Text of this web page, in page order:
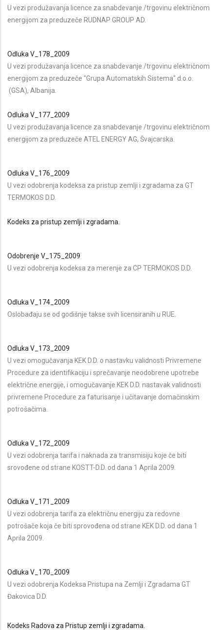
U vezi produžavanja licence za snabdevanje /trgovinu električnom
energijom za preduzeče RUDNAP GROUP AD.
Odluka V_178_2009
U vezi produžavanja licence za snabdevanje /trgovinu električnom
energijom za preduzeče "Grupa Automatskih Sistema" d.o.o.
(GSA), Albanija.
Odluka V_177_2009
U vezi produžavanja licence za snabdevanje /trgovinu električnom
energijom za preduzeče ATEL ENERGY AG, Švajcarska.
Odluka V_176_2009
U vezi odobrenja kodeksa za pristup zemlji i zgradama za GT
TERMOKOS D.D.
Kodeks za pristup zemlji i zgradama.
Odobrenje V_175_2009
U vezi odobrenja kodeksa za merenje za CP TERMOKOS D.D.
Odluka V_174_2009
Oslobađaju se od godišnje takse svih licensiranih u RUE.
Odluka V_173_2009
U vezi omogučavanja KEK D.D. o nastavku validnosti Privremene
Procedure za identifikaciju i sprečavanje neodobrene upotrebe
električne energije, i omogučavanje KEK D.D. nastavak validnosti
privremene Procedure za faturisanje i učitavanje domačinskim
potrošačima.
Odluka V_172_2009
U vezi odobrenja tarifa i naknada za transmisiju koje če biti
srovođene od strane KOSTT-D.D. od dana 1 Aprila 2009.
Odluka V_171_2009
U vezi odobrenja tarifa za električnu energiju za redovne
potrošače koja če biti sprovođena od strane KEK D.D. od dana 1
Aprila 2009.
Odluka V_170_2009
U vezi odobrenja Kodeksa Pristupa na Zemlji i Zgradama GT
Đakovica D.D.
Kodeks Radova za Pristup zemlji i zgradama.